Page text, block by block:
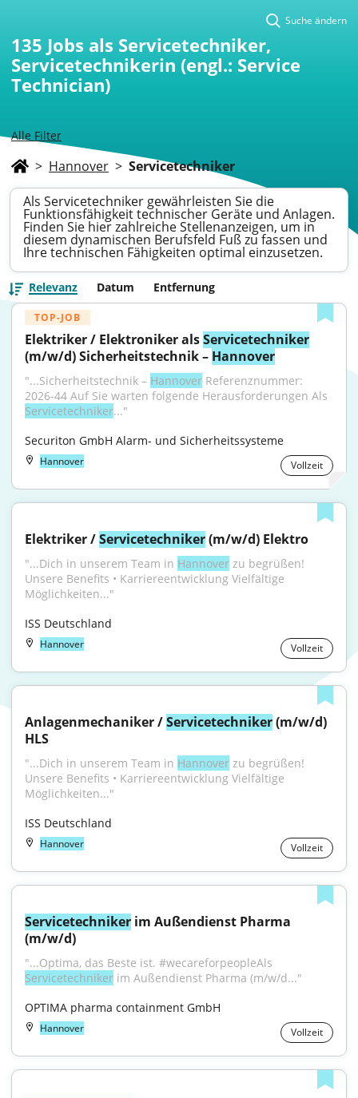
Alle Filter
Suche ändern
135 Jobs als Servicetechniker,
Servicetechnikerin (engl.: Service
Technician)
> Hannover > Servicetechniker
Als Servicetechniker gewährleisten Sie die
Funktionsfähigkeit technischer Geräte und Anlagen.
Finden Sie hier zahlreiche Stellenanzeigen, um in
diesem dynamischen Berufsfeld Fuß zu fassen und
Ihre technischen Fähigkeiten optimal einzusetzen.
Relevanz Datum Entfernung
TOP-JOB
Elektriker / Elektroniker als Servicetechniker
(m/w/d) Sicherheitstechnik – Hannover
"...Sicherheitstechnik – Hannover Referenznummer:
Servicetechniker..."
Securiton GmbH Alarm- und Sicherheitssysteme
Hannover Vollzeit
Elektriker / Servicetechniker (m/w/d) Elektro
"...Dich in unserem Team in Hannover zu begrüßen!
Unsere Benefits • Karriereentwicklung Vielfältige
Möglichkeiten..."
ISS Deutschland
Hannover Vollzeit
Anlagenmechaniker / Servicetechniker (m/w/d)
HLS
"...Dich in unserem Team in Hannover zu begrüßen!
Unsere Benefits • Karriereentwicklung Vielfältige
Möglichkeiten..."
ISS Deutschland
Hannover Vollzeit
Servicetechniker im Außendienst Pharma
(m/w/d)
Servicetechniker im Außendienst Pharma (m/w/d..."
OPTIMA pharma containment GmbH
Hannover Vollzeit